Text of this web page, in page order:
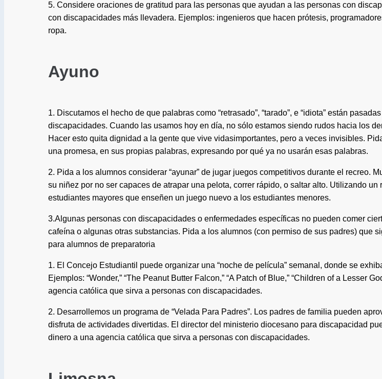
5. Considere oraciones de gratitud para las personas que ayudan a las personas con
con discapacidades más llevadera. Ejemplos: ingenieros que hacen prótesis,
ropa.
Ayuno
1. Discutamos el hecho de que palabras como “retrasado”, “tarado”, e “idiota” están
discapacidades. Cuando las usamos hoy en día, no sólo estamos siendo rudos hacia los
Hacer esto quita dignidad a la gente que vive vidasimportantes, pero a veces invisibles.
una promesa, en sus propias palabras, expresando por qué ya no usarán esas palabras.
2. Pida a los alumnos considerar “ayunar” de jugar juegos competitivos durante el recreo.
su niñez por no ser capaces de atrapar una pelota, correr rápido, o saltar alto. Utilizando
estudiantes mayores que enseñen un juego nuevo a los estudiantes menores.
3.Algunas personas con discapacidades o enfermedades específicas no pueden comer
cafeína o algunas otras substancias. Pida a los alumnos (con permiso de sus padres) que
para alumnos de preparatoria
1. El Concejo Estudiantil puede organizar una “noche de película” semanal, donde se
Ejemplos: “Wonder,” “The Peanut Butter Falcon,” “A Patch of Blue,” “Children of a Lesser
agencia católica que sirva a personas con discapacidades.
2. Desarrollemos un programa de “Velada Para Padres”. Los padres de familia pueden
disfruta de actividades divertidas. El director del ministerio diocesano para discapacidad
dinero a una agencia católica que sirva a personas con discapacidades.